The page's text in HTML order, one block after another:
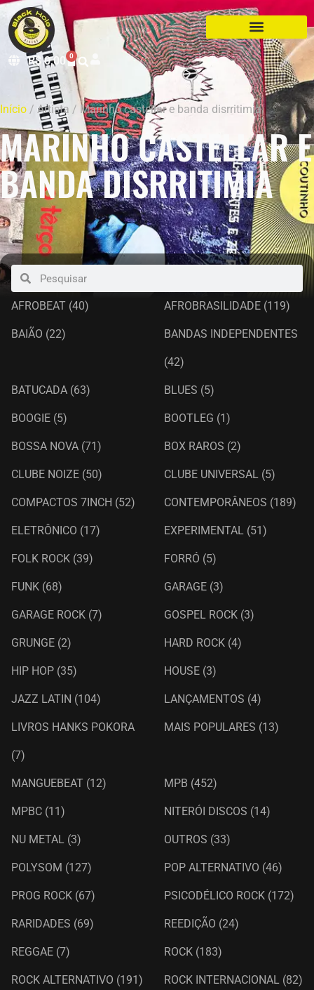
R$0,00 0
Início / Artista / Marinho castellar e banda disrritimia
MARINHO CASTELLAR E
BANDA DISRRITIMIA
AFROBEAT (40) AFROBRASILIDADE (119)
BAIÃO (22) BANDAS INDEPENDENTES
(42)
BATUCADA (63) BLUES (5)
BOOGIE (5) BOOTLEG (1)
BOSSA NOVA (71) BOX RAROS (2)
CLUBE NOIZE (50) CLUBE UNIVERSAL (5)
COMPACTOS 7INCH (52) CONTEMPORÂNEOS (189)
ELETRÔNICO (17) EXPERIMENTAL (51)
FOLK ROCK (39) FORRÓ (5)
FUNK (68) GARAGE (3)
GARAGE ROCK (7) GOSPEL ROCK (3)
GRUNGE (2) HARD ROCK (4)
HIP HOP (35) HOUSE (3)
JAZZ LATIN (104) LANÇAMENTOS (4)
LIVROS HANKS POKORA
(7)
MAIS POPULARES (13)
MANGUEBEAT (12) MPB (452)
MPBC (11) NITERÓI DISCOS (14)
NU METAL (3) OUTROS (33)
POLYSOM (127) POP ALTERNATIVO (46)
PROG ROCK (67) PSICODÉLICO ROCK (172)
RARIDADES (69) REEDIÇÃO (24)
REGGAE (7) ROCK (183)
ROCK ALTERNATIVO (191) ROCK INTERNACIONAL (82)